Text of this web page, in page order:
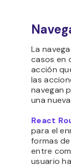
La
casos en
acción
las
navegan
una
React
para el
formas
entre
usuario